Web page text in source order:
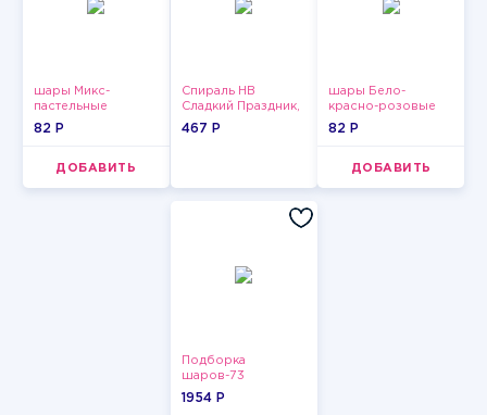
шары Микс-
пастельные
82 P
ДОБАВИТЬ
Спираль HB
Сладкий Праздник,
12 шт.
467 P
шары Бело-
красно-розовые
пастельные
82 P
ДОБАВИТЬ
Подборка
шаров-73
1954 P